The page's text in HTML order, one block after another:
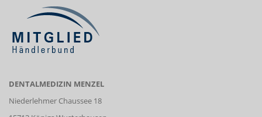
DENTALMEDIZIN MENZEL
Niederlehmer Chaussee 18